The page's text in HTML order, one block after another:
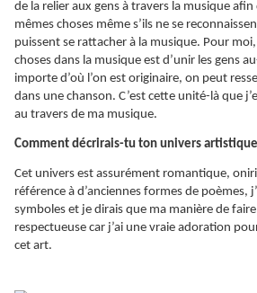
de la relier aux gens à travers la musique
mêmes choses même s’ils ne se
puissent se rattacher à la musique. Pour moi,
choses dans la musique est d’unir les gens
importe d’où l’on est originaire, on peut
dans une chanson. C’est cette unité-là que
au travers de ma musique.
Comment décrirais-tu ton univers
Cet univers est assurément romantique,
référence à d’anciennes formes de poèmes,
symboles et je dirais que ma manière de
respectueuse car j’ai une vraie adoration
cet art.